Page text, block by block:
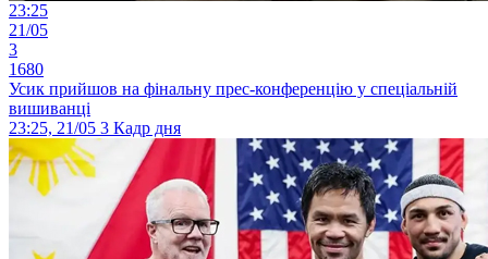
23:25
21/05
3
1680
Усик прийшов на фінальну прес-конференцію у спеціальній
вишиванці
23:25, 21/05 3 Кадр дня